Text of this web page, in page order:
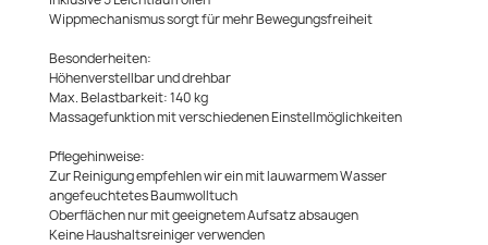
Wippmechanismus sorgt für mehr Bewegungsfreiheit
Besonderheiten:
Höhenverstellbar und drehbar
Max. Belastbarkeit: 140 kg
Massagefunktion mit verschiedenen Einstellmöglichkeiten
Pflegehinweise:
Zur Reinigung empfehlen wir ein mit lauwarmem Wasser
angefeuchtetes Baumwolltuch
Oberflächen nur mit geeignetem Aufsatz absaugen
Keine Haushaltsreiniger verwenden